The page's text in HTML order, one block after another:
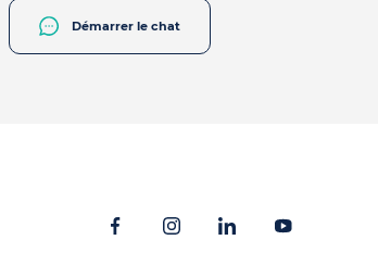
Démarrer le chat